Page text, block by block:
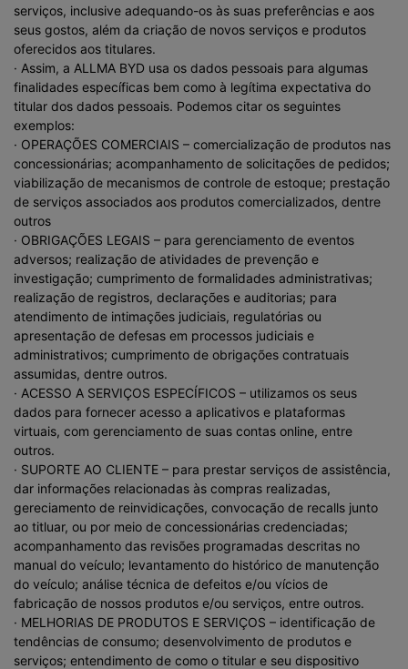
serviços, inclusive adequando-os às suas preferências e aos
seus gostos, além da criação de novos serviços e produtos
oferecidos aos titulares.
· Assim, a ALLMA BYD usa os dados pessoais para algumas
finalidades específicas bem como à legítima expectativa do
titular dos dados pessoais. Podemos citar os seguintes
exemplos:
· OPERAÇÕES COMERCIAIS – comercialização de produtos nas
concessionárias; acompanhamento de solicitações de pedidos;
viabilização de mecanismos de controle de estoque; prestação
de serviços associados aos produtos comercializados, dentre
outros
· OBRIGAÇÕES LEGAIS – para gerenciamento de eventos
adversos; realização de atividades de prevenção e
investigação; cumprimento de formalidades administrativas;
realização de registros, declarações e auditorias; para
atendimento de intimações judiciais, regulatórias ou
apresentação de defesas em processos judiciais e
administrativos; cumprimento de obrigações contratuais
assumidas, dentre outros.
· ACESSO A SERVIÇOS ESPECÍFICOS – utilizamos os seus
dados para fornecer acesso a aplicativos e plataformas
virtuais, com gerenciamento de suas contas online, entre
outros.
· SUPORTE AO CLIENTE – para prestar serviços de assistência,
dar informações relacionadas às compras realizadas,
gereciamento de reinvidicações, convocação de recalls junto
ao titluar, ou por meio de concessionárias credenciadas;
acompanhamento das revisões programadas descritas no
manual do veículo; levantamento do histórico de manutenção
do veículo; análise técnica de defeitos e/ou vícios de
fabricação de nossos produtos e/ou serviços, entre outros.
· MELHORIAS DE PRODUTOS E SERVIÇOS – identificação de
tendências de consumo; desenvolvimento de produtos e
serviços; entendimento de como o titular e seu dispositivo